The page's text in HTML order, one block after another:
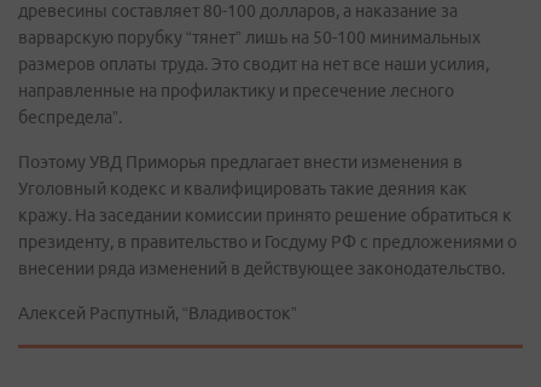
древесины составляет 80-100 долларов, а наказание за
варварскую порубку “тянет” лишь на 50-100 минимальных
размеров оплаты труда. Это сводит на нет все наши усилия,
направленные на профилактику и пресечение лесного
беспредела”.
Поэтому УВД Приморья предлагает внести изменения в
Уголовный кодекс и квалифицировать такие деяния как
кражу. На заседании комиссии принято решение обратиться к
президенту, в правительство и Госдуму РФ с предложениями о
внесении ряда изменений в действующее законодательство.
Алексей Распутный, “Владивосток”